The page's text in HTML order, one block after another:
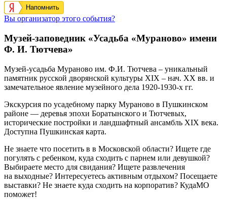
Напомнить
Вы организатор этого события?
Музей-заповедник «Усадьба «Мураново» имени
Ф. И. Тютчева»
Музей-усадьба Мураново им. Ф.И. Тютчева – уникальный
памятник русской дворянской культуры XIX – нач. XX вв. и
замечательное явление музейного дела 1920-1930-х гг.
Экскурсия по усадебному парку Мураново в Пушкинском
районе — деревья эпохи Боратынского и Тютчевых,
исторические постройки и ландшафтный ансамбль XIX века.
Доступна Пушкинская карта.
Не знаете что посетить в в Московской области? Ищете где
погулять с ребенком, куда сходить с парнем или девушкой?
Выбираете место для свидания? Ищете развлечения
на выходные? Интересуетесь активным отдыхом? Посещаете
выставки? Не знаете куда сходить на корпоратив? КудаМО
поможет!